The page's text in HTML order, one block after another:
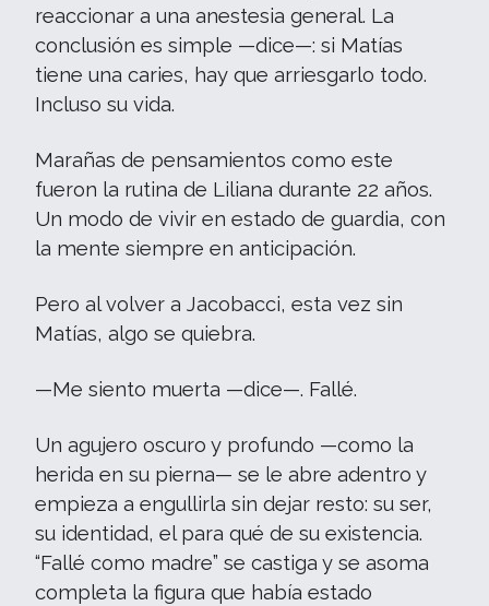
reaccionar a una anestesia general. La
conclusión es simple —dice—: si Matías
tiene una caries, hay que arriesgarlo todo.
Incluso su vida.
Marañas de pensamientos como este
fueron la rutina de Liliana durante 22 años.
Un modo de vivir en estado de guardia, con
la mente siempre en anticipación.
Pero al volver a Jacobacci, esta vez sin
Matías, algo se quiebra.
—Me siento muerta —dice—. Fallé.
Un agujero oscuro y profundo —como la
herida en su pierna— se le abre adentro y
empieza a engullirla sin dejar resto: su ser,
su identidad, el para qué de su existencia.
“Fallé como madre” se castiga y se asoma
completa la figura que había estado